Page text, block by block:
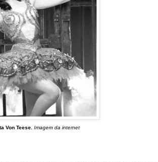
Von Teese. Imagem da internet